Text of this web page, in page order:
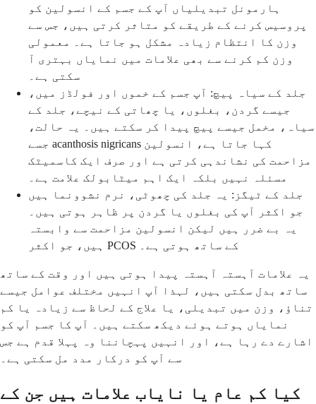
ہارمونل تبدیلیاں آپ کے جسم کے انسولین کو
پروسیس کرنے کے طریقے کو متاثر کرتی ہیں، جس سے
وزن کا انتظام زیادہ مشکل ہو جاتا ہے۔ معمولی
وزن کم کرنے سے بھی علامات میں نمایاں بہتری آ
سکتی ہے۔
جلد کے سیاہ پیچ: آپ جسم کے خموں اور فولڈز میں،
جیسے گردن، بغلوں، یا چھاتی کے نیچے، جلد کے
سیاہ، مخمل جیسے پیچ پیدا کر سکتے ہیں۔ یہ حالت،
جسے acanthosis nigricans کہا جاتا ہے، انسولین
مزاحمت کی نشاندہی کرتی ہے اور صرف ایک کاسمیٹک
مسئلہ نہیں بلکہ ایک اہم میٹابولک علامت ہے۔
جلد کے ٹیگز: یہ جلد کی چھوٹی، نرم نشوونما ہیں
جو اکثر آپ کی بغلوں یا گردن پر ظاہر ہوتی ہیں۔
یہ بے ضرر ہیں لیکن انسولین مزاحمت سے وابستہ
ہیں، جو اکثر PCOS کے ساتھ ہوتی ہے۔
یہ علامات آہستہ آہستہ پیدا ہوتی ہیں اور وقت کے ساتھ
ساتھ بدل سکتی ہیں، لہذا آپ انہیں مختلف عوامل جیسے
تناؤ، وزن میں تبدیلی، یا علاج کے لحاظ سے زیادہ یا کم
نمایاں ہوتے ہوئے دیکھ سکتے ہیں۔ آپ کا جسم آپ کو
اشارے دے رہا ہے، اور انہیں پہچاننا وہ پہلا قدم ہے جس
سے آپ کو درکار مدد مل سکتی ہے۔
کیا کم عام یا نایاب علامات ہیں جن کے